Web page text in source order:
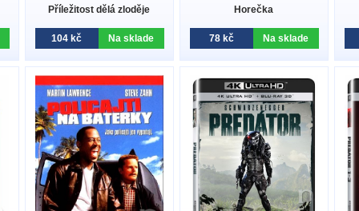
Příležitost dělá zloděje
104 kč Na sklade
Horečka
78 kč Na sklade